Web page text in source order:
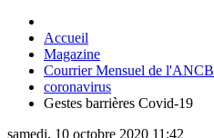
Accueil
Magazine
Courrier Mensuel de l'ANCB
coronavirus
Gestes barrières Covid-19
samedi, 10 octobre 2020 11:42